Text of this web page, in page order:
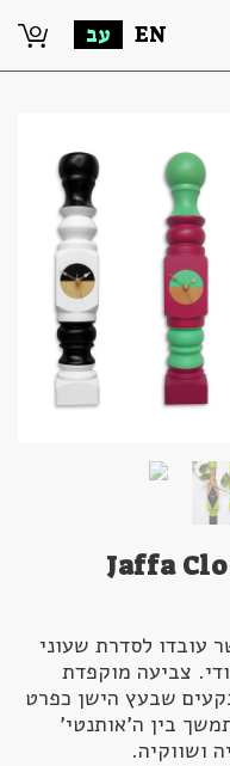
EN עב 0
Jaffa
עובדו לסדרת שעוני
צביעה מוקפדת
שבעץ הישן כפרט
בין ה'אותנטי'
ושווקיה.